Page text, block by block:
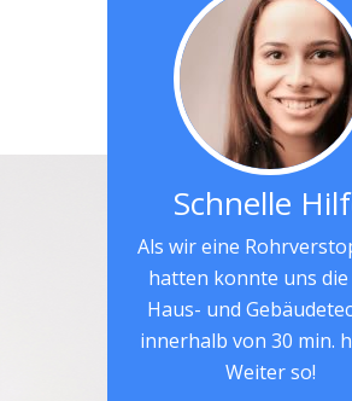
Schnelle
Als wir eine
hatten konnte uns die
Haus- und
innerhalb von 30 min.
Weiter so!